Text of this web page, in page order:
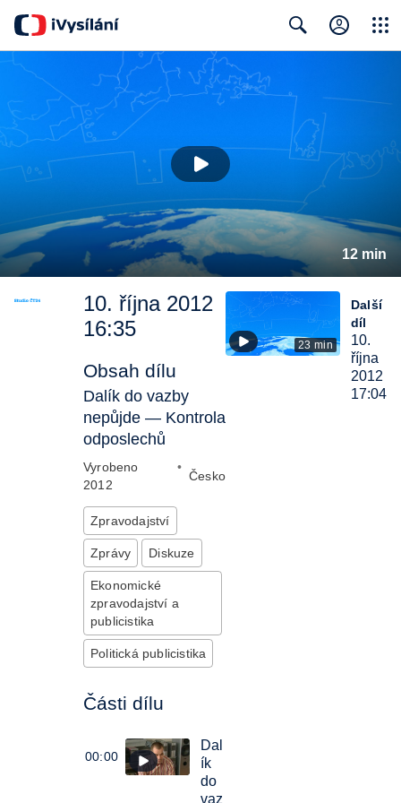
12 min
10. října 2012
16:35
Obsah dílu
Dalík do vazby
nepůjde — Kontrola
odposlechů
Vyrobeno
2012
•
Česko
Zpravodajství
Zprávy Diskuze
Ekonomické
zpravodajství a
publicistika
Politická publicistika
Části dílu
00:00
Dal
ík
do
vaz
23 min
Další
díl
10.
října
2012
17:04